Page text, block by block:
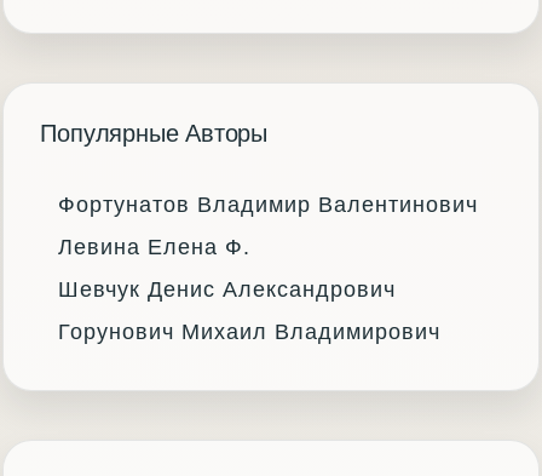
Популярные Авторы
Фортунатов Владимир Валентинович
Левина Елена Ф.
Шевчук Денис Александрович
Горунович Михаил Владимирович